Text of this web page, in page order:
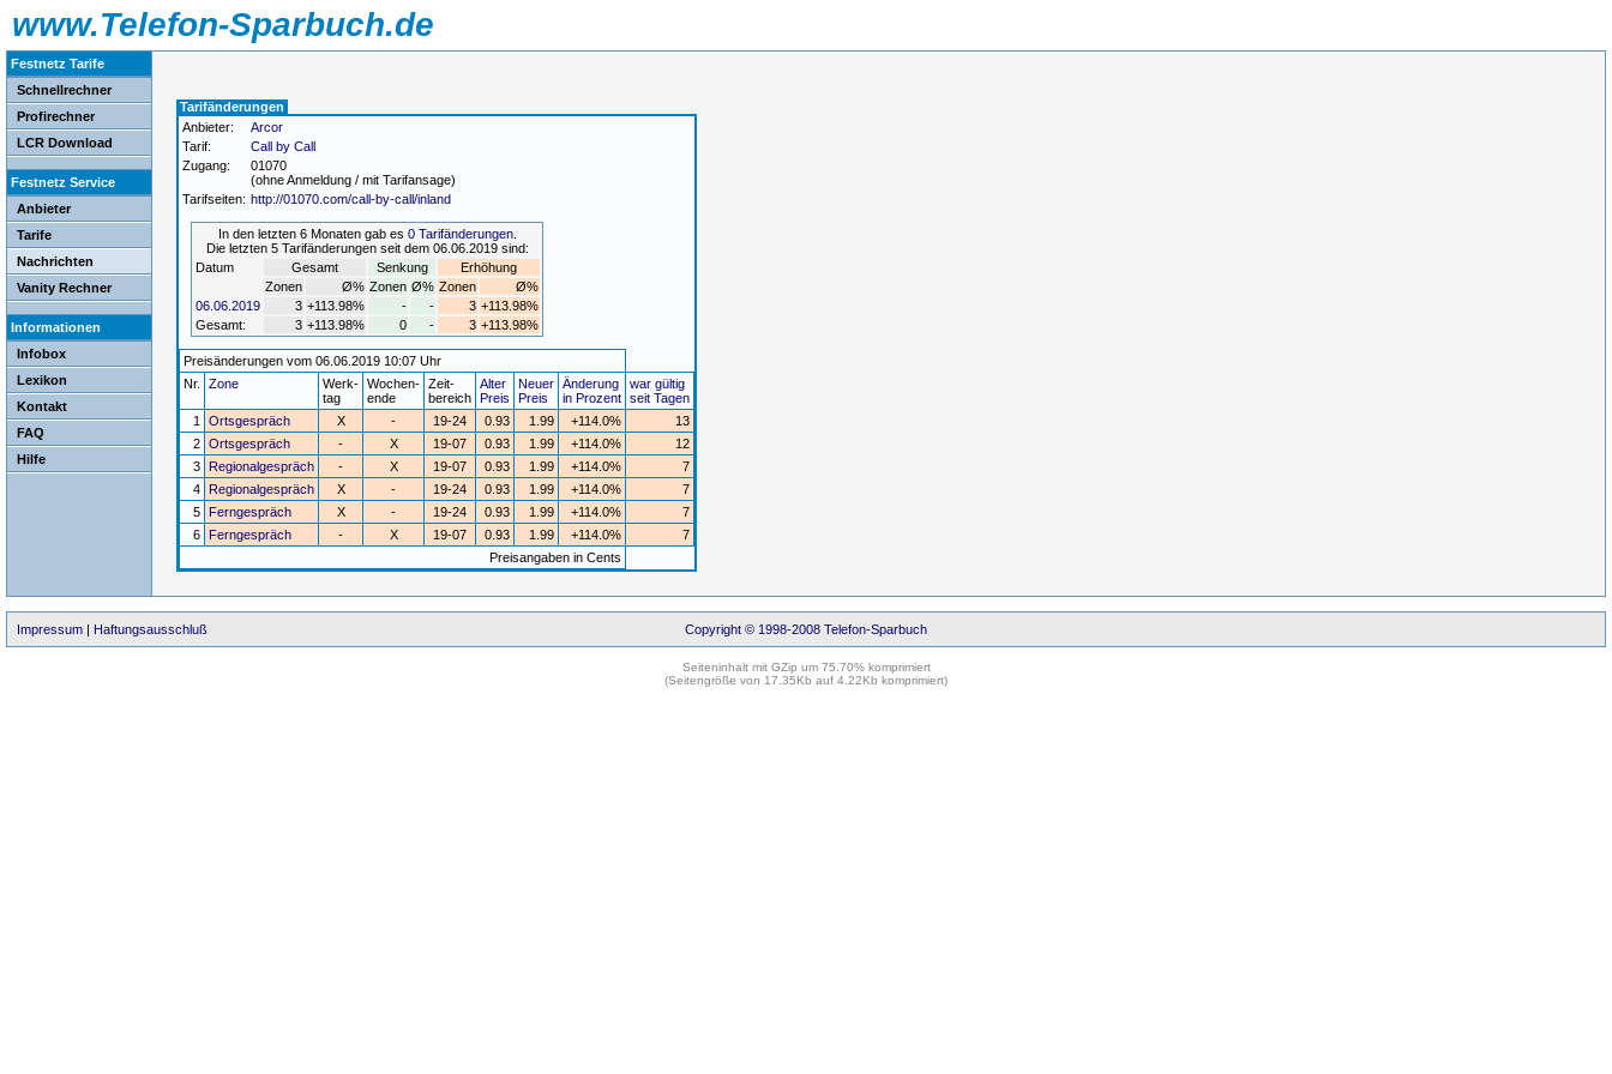
www.Telefon-Sparbuch.de
Festnetz Tarife
Schnellrechner
Profirechner
LCR Download
Festnetz Service
Anbieter
Tarife
Nachrichten
Vanity Rechner
Informationen
Infobox
Lexikon
Kontakt
FAQ
Hilfe
Tarifänderungen
Anbieter:
Arcor
Tarif:
Call by Call
Zugang:
01070
(ohne Anmeldung / mit Tarifansage)
Tarifseiten: http://01070.com/call-by-call/inland
In den letzten 6 Monaten gab es 0 Tarifänderungen.
Die letzten 5 Tarifänderungen seit dem 06.06.2019 sind:
Datum
Gesamt Senkung
Erhöhung
Zonen
Ø% Zonen Ø% Zonen
Ø%
06.06.2019
3 +113.98% - - 3 +113.98%
Gesamt:
3 +113.98% 0 - 3 +113.98%
Preisänderungen vom 06.06.2019 10:07 Uhr
Nr.
Zone
Werk-
tag
Wochen-
ende
Zeit-
bereich
Alter
Preis
Neuer
Preis
Änderung
in Prozent
war gültig
seit Tagen
1
Ortsgespräch X - 19-24 0.93 1.99 +114.0%
13
2 Ortsgespräch - X 19-07 0.93 1.99 +114.0%
12
3 Regionalgespräch - X 19-07 0.93 1.99 +114.0%
7
4 Regionalgespräch X - 19-24 0.93 1.99 +114.0%
7
5 Ferngespräch X - 19-24 0.93 1.99 +114.0%
7
6 Ferngespräch - X 19-07 0.93 1.99 +114.0%
7
Preisangaben in Cents
Impressum | Haftungsausschluß Copyright © 1998-2008 Telefon-Sparbuch
Seiteninhalt mit GZip um 75.70% komprimiert
(Seitengröße von 17.35Kb auf 4.22Kb komprimiert)